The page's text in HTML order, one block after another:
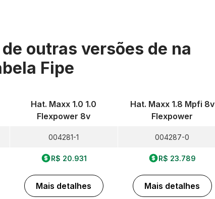
outras versões de na
Fipe
Hat. Maxx 1.0 1.0
Flexpower 8v
004281-1
R$ 20.931
Mais detalhes
Hat. Maxx 1.8 Mpfi 8v
Flexpower
004287-0
R$ 23.789
Mais detalhes